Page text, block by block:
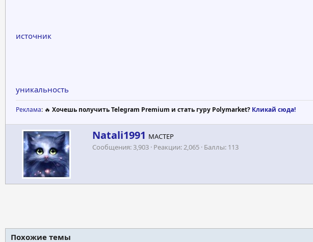
источник
уникальность
Реклама: 🔥 Хочешь получить Telegram Premium и стать гуру Polymarket? Кликай сюда!
А
в
т
Natali1991 МАСТЕР
Сообщения 3,903 Реакции 2,065 Баллы 113
Похожие темы